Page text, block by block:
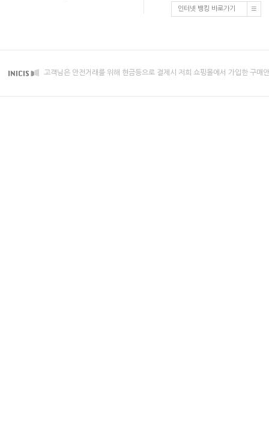
인터넷 뱅킹 바로가기
고객님은 안전거래를 위해 현금등으로 결제시 저희 쇼핑몰에서 가입한 구매